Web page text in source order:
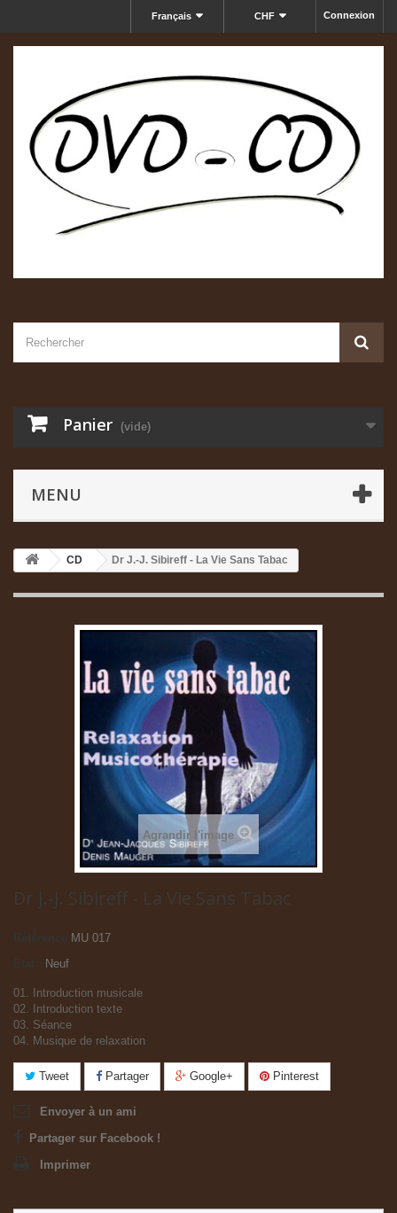
Connexion
CHF
Français
Panier (vide)
MENU
CD Dr J.-J. Sibireff - La Vie Sans Tabac
Agrandir l'image
Dr J.-J. Sibireff - La Vie Sans Tabac
Référence
MU 017
Neuf
01. Introduction musicale
02. Introduction texte
03. Séance
04. Musique de relaxation
Tweet Partager Google+ Pinterest
Envoyer à un ami
Partager sur Facebook !
Imprimer